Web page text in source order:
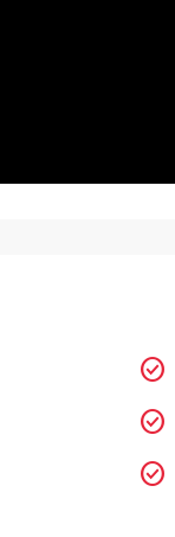
check_circle
check_circle
check_circle